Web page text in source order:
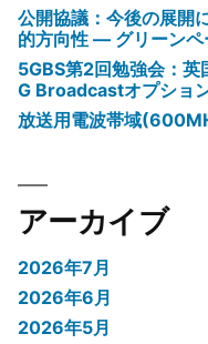
公開協議：今後の展開
的方向性 ― グリーンペ
5GBS第2回勉強会：英
G Broadcastオプショ
放送用電波帯域
アーカイブ
2026年7月
2026年6月
2026年5月